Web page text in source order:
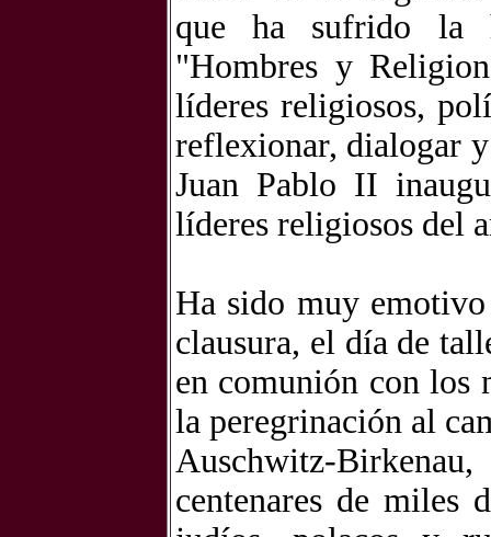
que ha sufrido la
"Hombres y
líderes religiosos,
reflexionar, dialogar
Juan Pablo II
líderes religiosos del
Ha sido muy emotivo
clausura, el día de
en comunión con los
la peregrinación al
Auschwitz-
centenares de miles